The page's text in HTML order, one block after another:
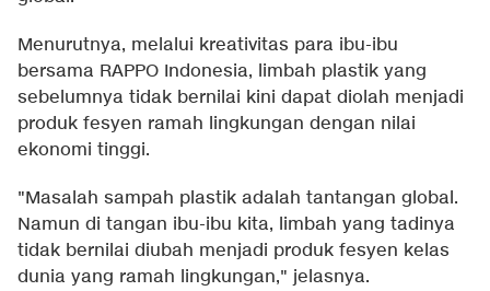
Menurutnya, melalui kreativitas para ibu-ibu
bersama RAPPO Indonesia, limbah plastik yang
sebelumnya tidak bernilai kini dapat diolah menjadi
produk fesyen ramah lingkungan dengan nilai
ekonomi tinggi.
"Masalah sampah plastik adalah tantangan global.
Namun di tangan ibu-ibu kita, limbah yang tadinya
tidak bernilai diubah menjadi produk fesyen kelas
dunia yang ramah lingkungan," jelasnya.